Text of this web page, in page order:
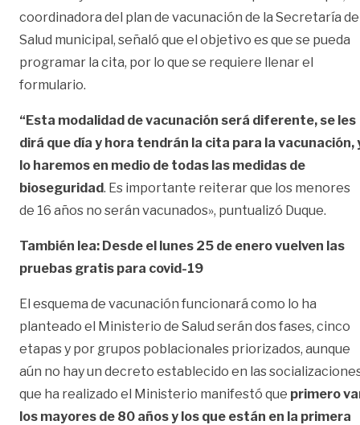
coordinadora del plan de vacunación de la Secretaría de
Salud municipal, señaló que el objetivo es que se pueda
programar la cita, por lo que se requiere llenar el
formulario.
“Esta modalidad de vacunación será diferente, se les
dirá que día y hora tendrán la cita para la vacunación,
lo haremos en medio de todas las medidas de
bioseguridad. Es importante reiterar que los menores
de 16 años no serán vacunados», puntualizó Duque.
También lea: Desde el lunes 25 de enero vuelven las
pruebas gratis para covid-19
El esquema de vacunación funcionará como lo ha
planteado el Ministerio de Salud serán dos fases, cinco
etapas y por grupos poblacionales priorizados, aunque
aún no hay un decreto establecido en las
que ha realizado el Ministerio manifestó que primero
los mayores de 80 años y los que están en la primera